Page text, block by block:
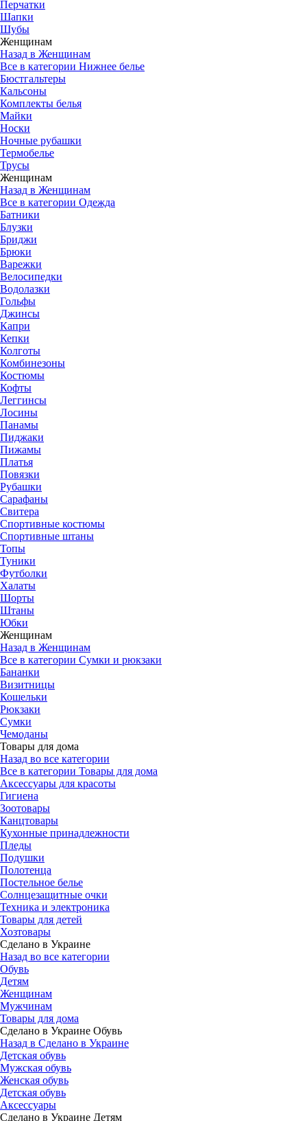
Перчатки
Шапки
Шубы
Женщинам
Назад в Женщинам
Все в категории Нижнее белье
Бюстгальтеры
Кальсоны
Комплекты белья
Майки
Носки
Ночные рубашки
Термобелье
Трусы
Женщинам
Назад в Женщинам
Все в категории Одежда
Батники
Блузки
Бриджи
Брюки
Варежки
Велосипедки
Водолазки
Гольфы
Джинсы
Капри
Кепки
Колготы
Комбинезоны
Костюмы
Кофты
Леггинсы
Лосины
Панамы
Пиджаки
Пижамы
Платья
Повязки
Рубашки
Сарафаны
Свитера
Спортивные костюмы
Спортивные штаны
Топы
Туники
Футболки
Халаты
Шорты
Штаны
Юбки
Женщинам
Назад в Женщинам
Все в категории Сумки и рюкзаки
Бананки
Визитницы
Кошельки
Рюкзаки
Сумки
Чемоданы
Товары для дома
Назад во все категории
Все в категории Товары для дома
Аксессуары для красоты
Гигиена
Зоотовары
Канцтовары
Кухонные принадлежности
Пледы
Подушки
Полотенца
Постельное белье
Солнцезащитные очки
Техника и электроника
Товары для детей
Хозтовары
Сделано в Украине
Назад во все категории
Обувь
Детям
Женщинам
Мужчинам
Товары для дома
Сделано в Украине Обувь
Назад в Сделано в Украине
Детская обувь
Мужская обувь
Женская обувь
Детская обувь
Аксессуары
Сделано в Украине Детям